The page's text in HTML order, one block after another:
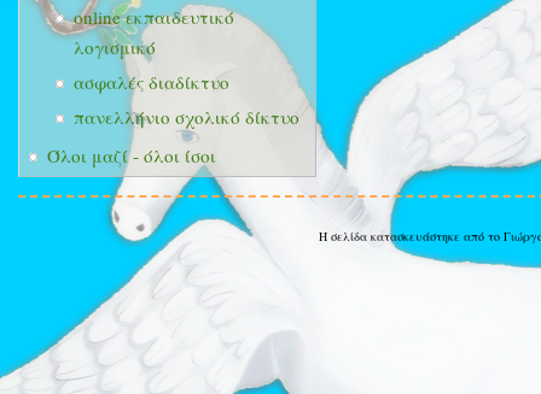
online εκπαιδευτικό
λογισμικό
ασφαλές διαδίκτυο
πανελλήνιο σχολικό δίκτυο
Όλοι μαζί - όλοι ίσοι
Η σελίδα κατασκευάστηκε από το